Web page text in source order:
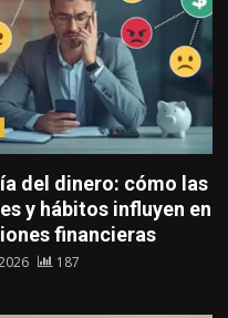
del dinero: cómo las
y hábitos influyen en
financieras
187